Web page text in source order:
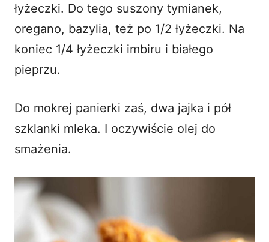
łyżeczki. Do tego suszony tymianek,
oregano, bazylia, też po 1/2 łyżeczki. Na
koniec 1/4 łyżeczki imbiru i białego
pieprzu.
Do mokrej panierki zaś, dwa jajka i pół
szklanki mleka. I oczywiście olej do
smażenia.